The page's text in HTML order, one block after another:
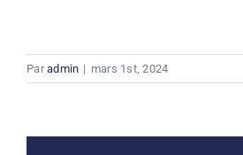
Paradmin | mars 1st, 2024